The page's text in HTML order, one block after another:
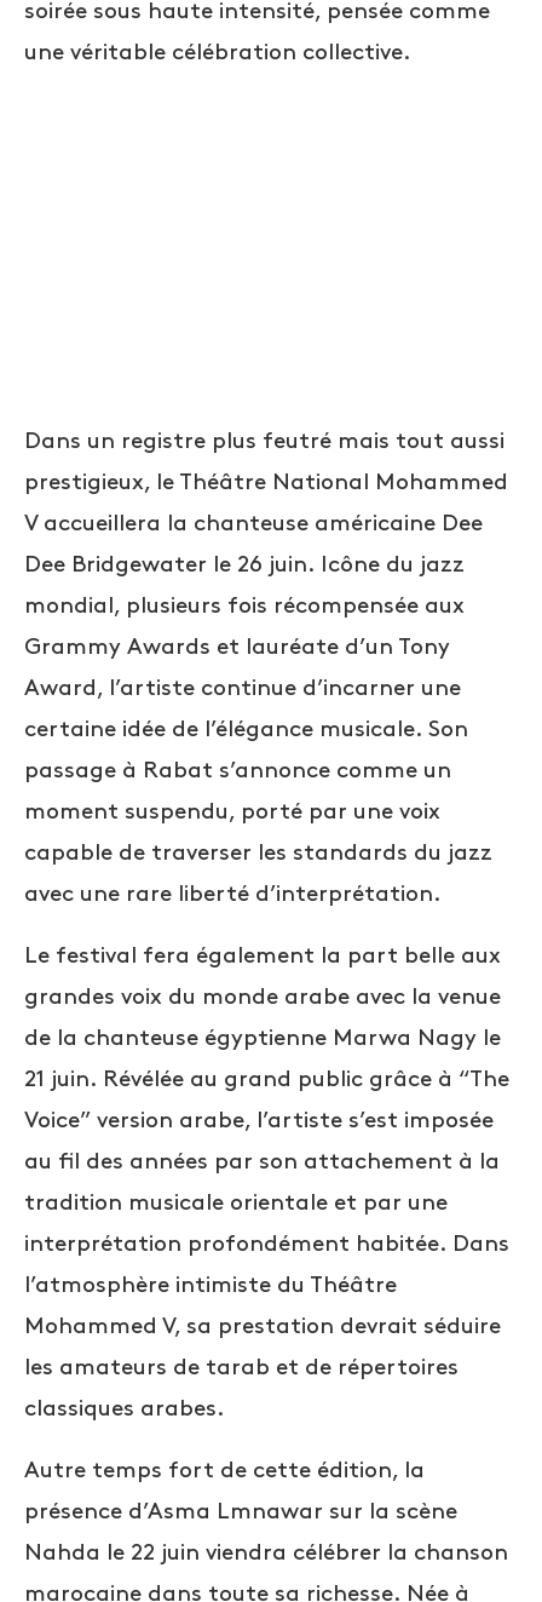
soirée sous haute intensité, pensée comme
une véritable célébration collective.
Dans un registre plus feutré mais tout aussi
prestigieux, le Théâtre National Mohammed
V accueillera la chanteuse américaine Dee
Dee Bridgewater le 26 juin. Icône du jazz
mondial, plusieurs fois récompensée aux
Grammy Awards et lauréate d’un Tony
Award, l’artiste continue d’incarner une
certaine idée de l’élégance musicale. Son
passage à Rabat s’annonce comme un
moment suspendu, porté par une voix
capable de traverser les standards du jazz
avec une rare liberté d’interprétation.
Le festival fera également la part belle aux
grandes voix du monde arabe avec la venue
de la chanteuse égyptienne Marwa Nagy le
21 juin. Révélée au grand public grâce à “The
Voice” version arabe, l’artiste s’est imposée
au fil des années par son attachement à la
tradition musicale orientale et par une
interprétation profondément habitée. Dans
l’atmosphère intimiste du Théâtre
Mohammed V, sa prestation devrait séduire
les amateurs de tarab et de répertoires
classiques arabes.
Autre temps fort de cette édition, la
présence d’Asma Lmnawar sur la scène
Nahda le 22 juin viendra célébrer la chanson
marocaine dans toute sa richesse. Née à